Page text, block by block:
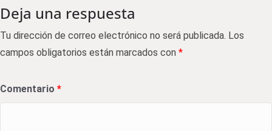
Deja una respuesta
Tu dirección de correo electrónico no será publicada. Los
campos obligatorios están marcados con *
Comentario *